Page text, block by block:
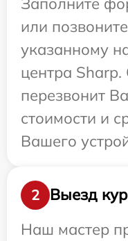
или
указанному
центра Sharp.
перезвонит
стоимости и
Вашего
2
Выезд
Наш мастер